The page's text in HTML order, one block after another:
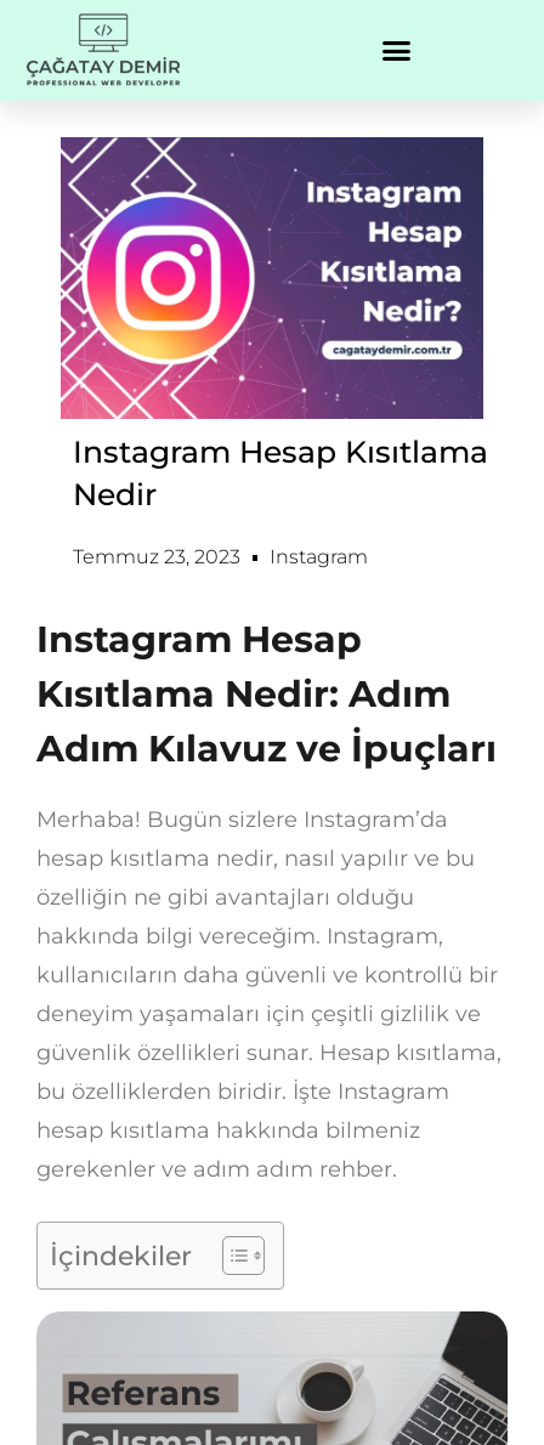
Instagram Hesap Kısıtlama
Nedir
Temmuz 23, 2023 Instagram
Instagram Hesap
Kısıtlama Nedir: Adım
Adım Kılavuz ve İpuçları
Merhaba! Bugün sizlere Instagram’da
hesap kısıtlama nedir, nasıl yapılır ve bu
özelliğin ne gibi avantajları olduğu
hakkında bilgi vereceğim. Instagram,
kullanıcıların daha güvenli ve kontrollü bir
deneyim yaşamaları için çeşitli gizlilik ve
güvenlik özellikleri sunar. Hesap kısıtlama,
bu özelliklerden biridir. İşte Instagram
hesap kısıtlama hakkında bilmeniz
gerekenler ve adım adım rehber.
İçindekiler